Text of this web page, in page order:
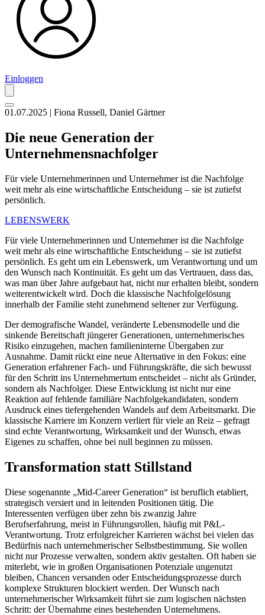
Einloggen
01.07.2025 | Fiona Russell, Daniel Gärtner
Die neue Generation der
Unternehmensnachfolger
Für viele Unternehmerinnen und Unternehmer ist die Nachfolge
weit mehr als eine wirtschaftliche Entscheidung – sie ist zutiefst
persönlich.
LEBENSWERK
Für viele Unternehmerinnen und Unternehmer ist die Nachfolge
weit mehr als eine wirtschaftliche Entscheidung – sie ist zutiefst
persönlich. Es geht um ein Lebenswerk, um Verantwortung und um
den Wunsch nach Kontinuität. Es geht um das Vertrauen, dass das,
was man über Jahre aufgebaut hat, nicht nur erhalten bleibt, sondern
weiterentwickelt wird. Doch die klassische Nachfolgelösung
innerhalb der Familie steht zunehmend seltener zur Verfügung.
Der demografische Wandel, veränderte Lebensmodelle und die
sinkende Bereitschaft jüngerer Generationen, unternehmerisches
Risiko einzugehen, machen familieninterne Übergaben zur
Ausnahme. Damit rückt eine neue Alternative in den Fokus: eine
Generation erfahrener Fach- und Führungskräfte, die sich bewusst
für den Schritt ins Unternehmertum entscheidet – nicht als Gründer,
sondern als Nachfolger. Diese Entwicklung ist nicht nur eine
Reaktion auf fehlende familiäre Nachfolgekandidaten, sondern
Ausdruck eines tiefergehenden Wandels auf dem Arbeitsmarkt. Die
klassische Karriere im Konzern verliert für viele an Reiz – gefragt
sind echte Verantwortung, Wirksamkeit und der Wunsch, etwas
Eigenes zu schaffen, ohne bei null beginnen zu müssen.
Transformation statt Stillstand
Diese sogenannte „Mid-Career Generation“ ist beruflich etabliert,
strategisch versiert und in leitenden Positionen tätig. Die
Interessenten verfügen über zehn bis zwanzig Jahre
Berufserfahrung, meist in Führungsrollen, häufig mit P&L-
Verantwortung. Trotz erfolgreicher Karrieren wächst bei vielen das
Bedürfnis nach unternehmerischer Selbstbestimmung. Sie wollen
nicht nur Prozesse verwalten, sondern aktiv gestalten. Oft haben sie
miterlebt, wie in großen Organisationen Potenziale ungenutzt
bleiben, Chancen versanden oder Entscheidungsprozesse durch
komplexe Strukturen blockiert werden. Der Wunsch nach
unternehmerischer Wirksamkeit führt sie zum logischen nächsten
Schritt: der Übernahme eines bestehenden Unternehmens.